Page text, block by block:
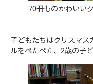
70冊ものかわいい
子どもたちはクリスマス
ルをぺたぺた、2歳の子